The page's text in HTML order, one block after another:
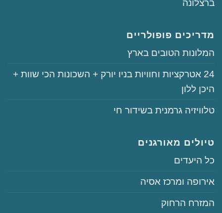
‏ברצלונה
מדריכים פופולריים
‏המלונות הטובים בארץ
‏‏24‏ אטרקציות וחוויות בניו יורק + השכונות הכי שוות +
היכן ללון
‏טלוויזיה גרמנית בשידור חי
טיולים מאורגנים
‏כל היעדים
‏אירופה ומרכז אסיה
‏המזרח הרחוק